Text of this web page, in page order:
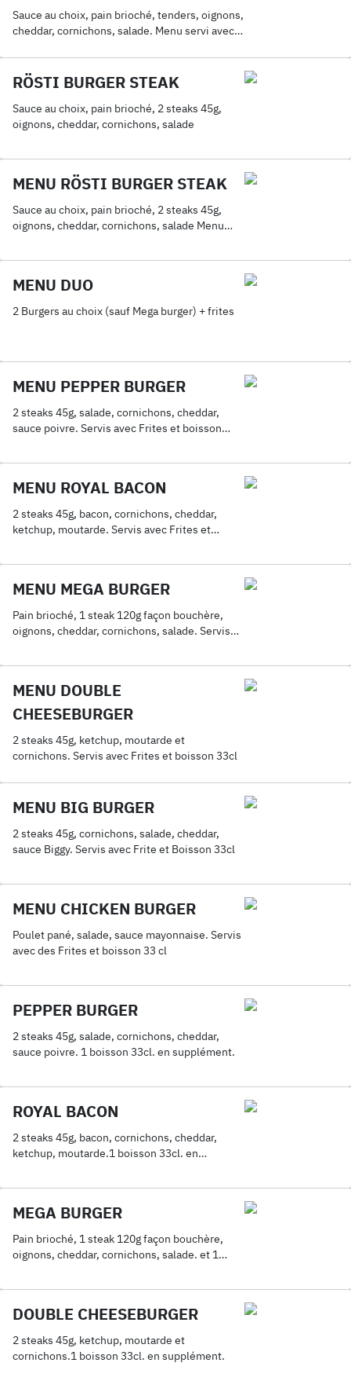
Sauce au choix, pain brioché, tenders, oignons,
cheddar, cornichons, salade. Menu servi avec
RÖSTI BURGER STEAK
Sauce au choix, pain brioché, 2 steaks 45g,
oignons, cheddar, cornichons, salade
MENU RÖSTI BURGER STEAK
Sauce au choix, pain brioché, 2 steaks 45g,
oignons, cheddar, cornichons, salade Menu
MENU DUO
2 Burgers au choix (sauf Mega burger) + frites
MENU PEPPER BURGER
2 steaks 45g, salade, cornichons, cheddar,
sauce poivre. Servis avec Frites et boisson
MENU ROYAL BACON
2 steaks 45g, bacon, cornichons, cheddar,
ketchup, moutarde. Servis avec Frites et
MENU MEGA BURGER
Pain brioché, 1 steak 120g façon bouchère,
oignons, cheddar, cornichons, salade. Servis
MENU DOUBLE
CHEESEBURGER
2 steaks 45g, ketchup, moutarde et
cornichons. Servis avec Frites et boisson 33cl
MENU BIG BURGER
2 steaks 45g, cornichons, salade, cheddar,
sauce Biggy. Servis avec Frite et Boisson 33cl
MENU CHICKEN BURGER
Poulet pané, salade, sauce mayonnaise. Servis
avec des Frites et boisson 33 cl
PEPPER BURGER
2 steaks 45g, salade, cornichons, cheddar,
sauce poivre. 1 boisson 33cl. en supplément.
ROYAL BACON
2 steaks 45g, bacon, cornichons, cheddar,
ketchup, moutarde.1 boisson 33cl. en
MEGA BURGER
Pain brioché, 1 steak 120g façon bouchère,
oignons, cheddar, cornichons, salade. et 1
DOUBLE CHEESEBURGER
2 steaks 45g, ketchup, moutarde et
cornichons.1 boisson 33cl. en supplément.